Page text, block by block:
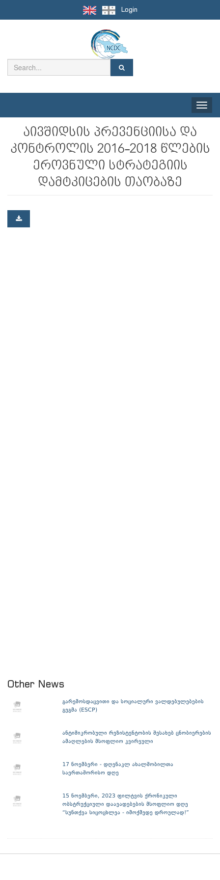
Login
Toggle
აივშიდსის პრევენციისა და
კონტროლის 2016-2018 წლების
ეროვნული სტრატეგიის
დამტკიცების თაობაზე
Other News
გარემოსდაცვითი და სოციალური ვალდებულებების
გეგმა (ESCP)
ანტიმიკრობული რეზისტენტობის შესახებ ცნობიერების
ამაღლების მსოფლიო კვირეული
17 ნოემბერი - დღენაკლ ახალშობილთა
საერთაშორისო დღე
15 ნოემბერი, 2023 ფილტვის ქრონიკული
ობსტრუქციული დაავადებების მსოფლიო დღე
“სუნთქვა სიცოცხლეა - იმოქმედე დროულად!”